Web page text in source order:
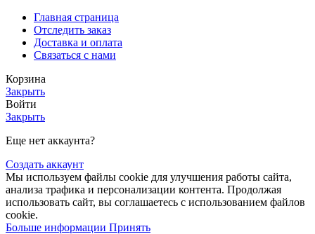
Главная страница
Отследить заказ
Доставка и оплата
Связаться с нами
Корзина
Закрыть
Войти
Закрыть
Еще нет аккаунта?
Создать аккаунт
Мы используем файлы cookie для улучшения работы сайта,
анализа трафика и персонализации контента. Продолжая
использовать сайт, вы соглашаетесь с использованием файлов
cookie.
Больше информации Принять